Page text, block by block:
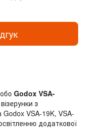
Godox VSA-
з
VSA-19K, VSA-
додаткової